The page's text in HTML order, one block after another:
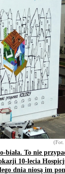
(Fot.
biała. To nie
10-lecia
dnia niosą im